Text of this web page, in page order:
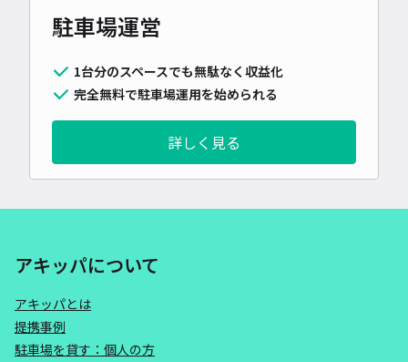
駐車場運営
1台分のスペースでも無駄なく収益化
完全無料で駐車場運用を始められる
詳しく見る
アキッパについて
アキッパとは
提携事例
駐車場を貸す：個人の方